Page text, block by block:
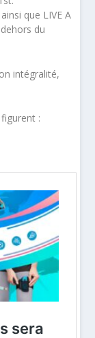
que LIVE A
du
intégralité,
: